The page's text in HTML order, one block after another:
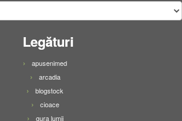
Legături
apusenimed
arcadia
blogstock
cioace
gura lumii